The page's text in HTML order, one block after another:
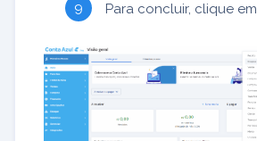
Para concluir, clique em